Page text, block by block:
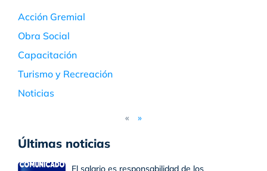
Acción Gremial
Obra Social
Capacitación
Turismo y Recreación
Noticias
Últimas noticias
El salario es responsabilidad de los
« »